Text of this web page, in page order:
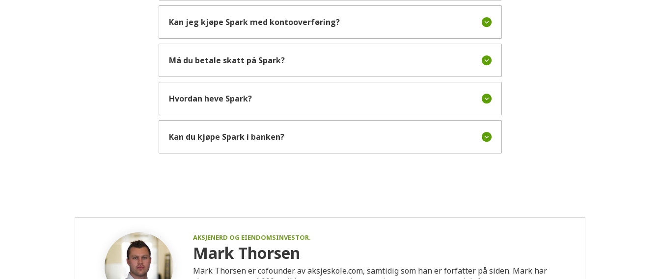
Kan jeg kjøpe Spark med kontooverføring?
Må du betale skatt på Spark?
Hvordan heve Spark?
Kan du kjøpe Spark i banken?
AKSJENERD OG EIENDOMSINVESTOR.
Mark Thorsen
Mark Thorsen er cofounder av aksjeskole.com, samtidig som han er forfatter på siden. Mark har